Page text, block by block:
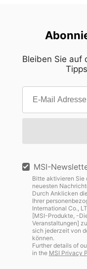
Bleiben Sie auf
MSI-
Bitte aktivieren Sie
neuesten
Durch Anklicken
Ihrer
International Co.,
[MSI-Produkte, -
Veranstaltungen]
sich jederzeit von
können.
Further details of
in the MSI Privacy